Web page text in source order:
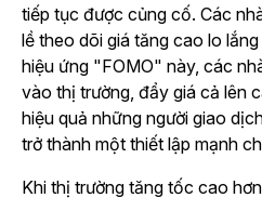
tiếp tục được củng cố. Các
lề theo dõi giá tăng cao lo
hiệu ứng "FOMO" này, các
vào thị trường, đẩy giá cả lên
hiệu quả những người giao
trở thành một thiết lập mạnh
Khi thị trường tăng tốc cao